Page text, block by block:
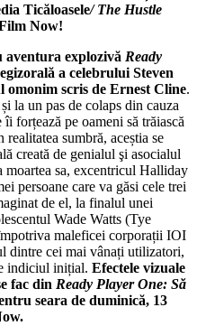
Ticăloasele/ The Hustle
Now!
aventura explozivă Ready
a celebrului Steven
omonim scris de Ernest Cline.
la un pas de colaps din cauza
forțează pe oameni să trăiască
sumbră, aceștia se
creată de genialul şi asocialul
sa, excentricul Halliday
persoane care va găsi cele trei
de el, la finalul unei
Wade Watts (Tye
maleficei corporații IOI
dintre cei mai vânați utilizatori,
indiciul inițial. Efectele vizuale
fac din Ready Player One: Să
seara de duminică, 13